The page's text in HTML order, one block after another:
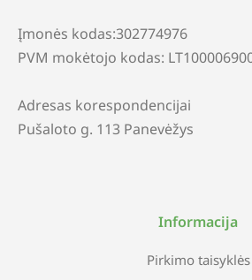
Įmonės kodas:302774976
PVM mokėtojo kodas:
Adresas korespondencijai
Pušaloto g. 113 Panevėžys
Informacija
Pirkimo taisyklės